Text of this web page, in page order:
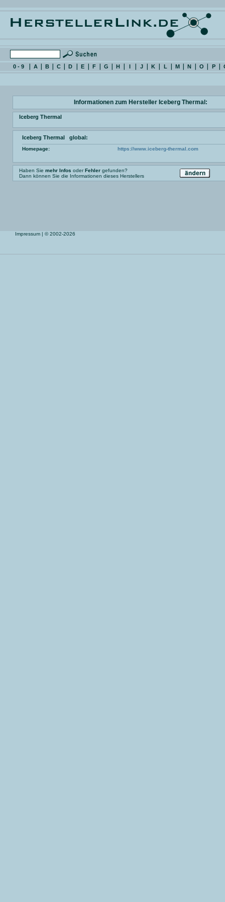
0 - 9 A B C D E F G H I J K L M N O P
Informationen zum Hersteller Iceberg Thermal:
Iceberg Thermal
Iceberg Thermal global:
Homepage: https://www.iceberg-thermal.com
Haben Sie mehr Infos oderFehler gefunden?
Dann können Sie die Informationen dieses Herstellers
Impressum | © 2002-2026